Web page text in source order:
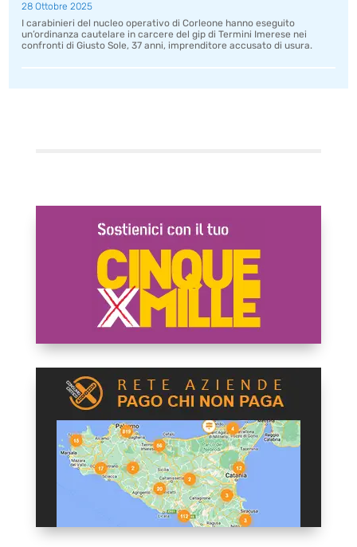
28 Ottobre 2025
I carabinieri del nucleo operativo di Corleone hanno eseguito
un’ordinanza cautelare in carcere del gip di Termini Imerese nei
confronti di Giusto Sole, 37 anni, imprenditore accusato di usura.